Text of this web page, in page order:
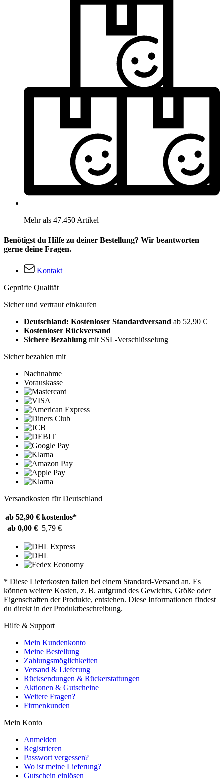
Mehr als 47.450 Artikel
Benötigst du Hilfe zu deiner Bestellung? Wir beantworten
gerne deine Fragen.
Kontakt
Geprüfte Qualität
Sicher und vertraut einkaufen
Deutschland: Kostenloser Standardversand ab 52,90 €
Kostenloser Rückversand
Sichere Bezahlung mit SSL-Verschlüsselung
Sicher bezahlen mit
Nachnahme
Vorauskasse
Versandkosten für Deutschland
ab 52,90 € kostenlos*
ab 0,00 € 5,79 €
* Diese Lieferkosten fallen bei einem Standard-Versand an. Es
können weitere Kosten, z. B. aufgrund des Gewichts, Größe oder
Eigenschaften der Produkte, entstehen. Diese Informationen findest
du direkt in der Produktbeschreibung.
Hilfe & Support
Mein Kundenkonto
Meine Bestellung
Zahlungsmöglichkeiten
Versand & Lieferung
Rücksendungen & Rückerstattungen
Aktionen & Gutscheine
Weitere Fragen?
Firmenkunden
Mein Konto
Anmelden
Registrieren
Passwort vergessen?
Wo ist meine Lieferung?
Gutschein einlösen